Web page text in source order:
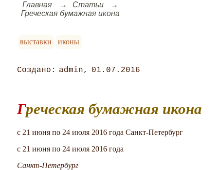
Главная
Статьи
Греческая бумажная икона
выставки иконы
admin 01.07.2016
Греческая бумажная икона
c 21 июня по 24 июля 2016 года Санкт-Петербург
c 21 июня по 24 июля 2016 года
Санкт-Петербург